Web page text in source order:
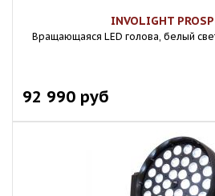
INVOLIGHT
Вращающаяся LED голова, белый
92 990 руб